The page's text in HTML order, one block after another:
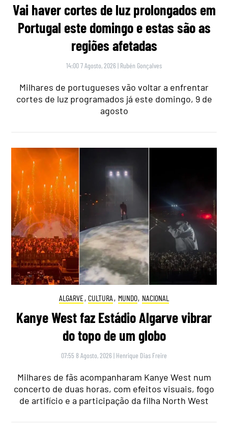
Vai haver cortes de luz prolongados em
Portugal este domingo e estas são as
regiões afetadas
14:00 7 Agosto, 2026 | Rubén Gonçalves
Milhares de portugueses vão voltar a enfrentar
cortes de luz programados já este domingo, 9 de
agosto
ALGARVE, CULTURA , MUNDO, NACIONAL
Kanye West faz Estádio Algarve vibrar
do topo de um globo
07:55 8 Agosto, 2026 | Henrique Dias Freire
Milhares de fãs acompanharam Kanye West num
concerto de duas horas, com efeitos visuais, fogo
de artifício e a participação da filha North West